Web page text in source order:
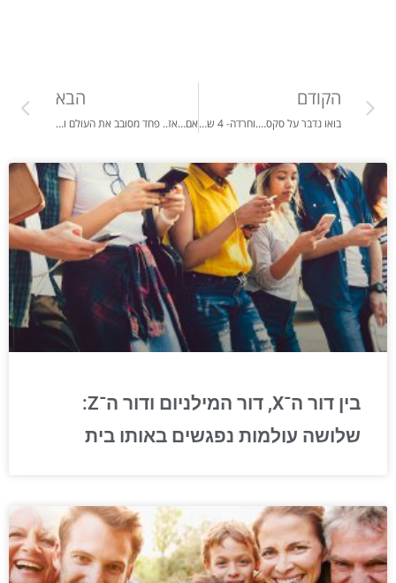
הקודם
בואו נדבר על סקס….וחרדה- 4 שלבי אבחון ו6 שלבי טיפול‎
הבא
אם…אז.. פחד מסובב את העולם ואיך ב4 צעדים להתגבר עליו באומץ ולצמוח.
בין דור ה־X, דור המילניום ודור ה־Z:
שלושה עולמות נפגשים באותו בית